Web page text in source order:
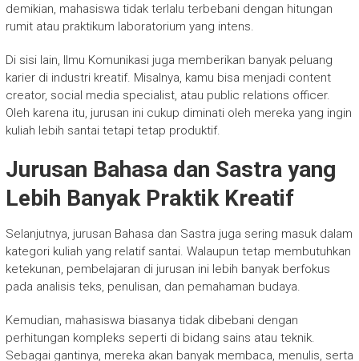
demikian, mahasiswa tidak terlalu terbebani dengan hitungan
rumit atau praktikum laboratorium yang intens.
Di sisi lain, Ilmu Komunikasi juga memberikan banyak peluang
karier di industri kreatif. Misalnya, kamu bisa menjadi content
creator, social media specialist, atau public relations officer.
Oleh karena itu, jurusan ini cukup diminati oleh mereka yang ingin
kuliah lebih santai tetapi tetap produktif.
Jurusan Bahasa dan Sastra yang
Lebih Banyak Praktik Kreatif
Selanjutnya, jurusan Bahasa dan Sastra juga sering masuk dalam
kategori kuliah yang relatif santai. Walaupun tetap membutuhkan
ketekunan, pembelajaran di jurusan ini lebih banyak berfokus
pada analisis teks, penulisan, dan pemahaman budaya.
Kemudian, mahasiswa biasanya tidak dibebani dengan
perhitungan kompleks seperti di bidang sains atau teknik.
Sebagai gantinya, mereka akan banyak membaca, menulis, serta